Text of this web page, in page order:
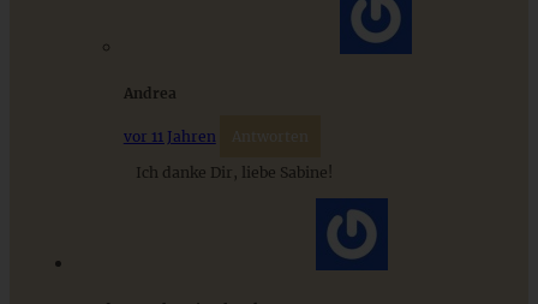
Mediterran gewürztes Gemüse auf cremigem Tahini-
Andrea
vor 11 Jahren Antworten
Ich danke Dir, liebe Sabine!